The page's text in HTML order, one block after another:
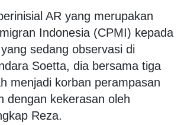
AR yang merupakan
Indonesia (CPMI) kepada
sedang observasi di
Soetta, dia bersama tiga
menjadi korban perampasan
dengan kekerasan oleh
Reza.